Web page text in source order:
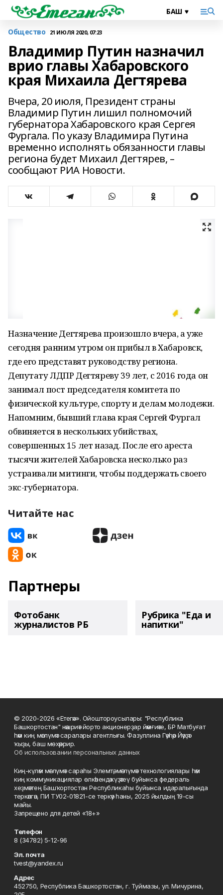
Общество 21 ИЮЛЯ 2020, 07:23
Владимир Путин назначил
врио главы Хабаровского
края Михаила Дегтярева
Вчера, 20 июля, Президент страны
Владимир Путин лишил полномочий
губернатора Хабаровского края Сергея
Фургала. По указу Владимира Путина
временно исполнять обязанности главы
региона будет Михаил Дегтярев, –
сообщают РИА Новости.
Назначение Дегтярева произошло вчера, а уже
сегодня ранним утром он прибыл в Хабаровск,
где его представят руководству региона.
Депутату ЛДПР Дегтяреву 39 лет, с 2016 года он
занимал пост председателя комитета по
физической культуре, спорту и делам молодежи.
Напомним, бывший глава края Сергей Фургал
обвиняется в нескольких убийствах,
совершенных 15 лет назад. После его ареста
тысячи жителей Хабаровска несколько раз
устраивали митинги, чтобы поддержать своего
экс-губернатора.
Читайте нас
Партнеры
Фотобанк
журналистов РБ
Рубрика "Еда и
напитки"
© 2020-2026 «Етегән». Ойоштороусылары: "Республика
Башкортостан" нәшриәт йорто акционерҙар йәмғиәте, БР Матбуғат
һәм киң мәғлүмәт саралары агентлығы. Фазуллина Гәүһәр Йәүҙәт
ҡыҙы, баш мөхәррир.
Об использовании персональных данных
Киң-күләм мәғлүмәт сараһы Элемтә, мәғлүмәт технологиялары һәм
киң коммуникациялар өлкәһендә күҙәтеү буйынса федераль
хеҙмәттең Башҡортостан Республикаһы буйынса идаралығында
теркәлгән, ПИ ТУ02-01821-се теркәү һаны, 2025 йылдың 19-сы
майы.
Запрещено для детей «18+»
Телефон
8 (34782) 5-12-96
Эл. почта
tvest@yandex.ru
Адрес
452750, Республика Башкортостан, г. Туймазы, ул. Мичурина,